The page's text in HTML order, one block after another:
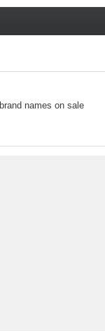
brand names on sale